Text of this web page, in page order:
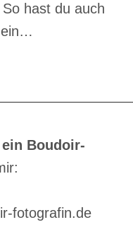
hast du auch
ein…
Boudoir-
fotografin.de